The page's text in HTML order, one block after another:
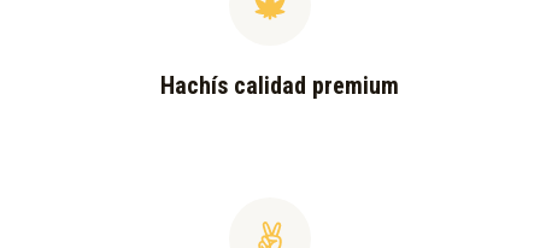
Hachís calidad premium